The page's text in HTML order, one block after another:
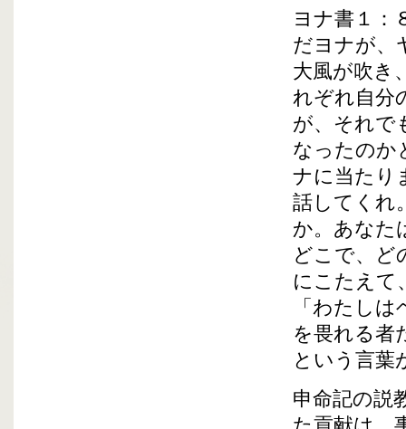
ヨナ書１：
だヨナが、
大風が吹き
れぞれ自分
が、それで
なったのか
ナに当たり
話してくれ
か。あなた
どこで、ど
にこたえて
「わたし
を畏れる者
という言葉
申命記の説